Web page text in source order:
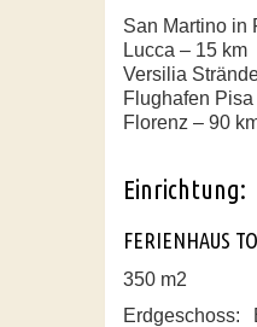
San Martino in
Lucca – 15 km
Versilia
Flughafen Pisa
Florenz – 90
Einrichtung:
FERIENHAUS
350 m2